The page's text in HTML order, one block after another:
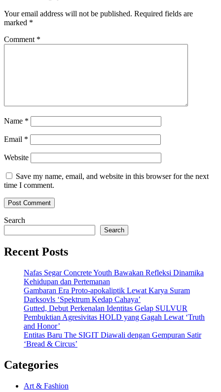
Your email address will not be published. Required fields are
marked *
Comment *
Name *
Email *
Website
Save my name, email, and website in this browser for the next
time I comment.
Search
Search
Recent Posts
Nafas Segar Concrete Youth Bawakan Refleksi Dinamika
Kehidupan dan Pertemanan
Gambaran Era Proto-apokaliptik Lewat Karya Suram
Darksovls ‘Spektrum Kedap Cahaya’
Gutted, Debut Perkenalan Identitas Gelap SULVUR
Pembuktian Agresivitas HOLD yang Gagah Lewat ‘Truth
and Honor’
Entitas Baru The SIGIT Diawali dengan Gempuran Satir
‘Bread & Circus’
Categories
Art & Fashion